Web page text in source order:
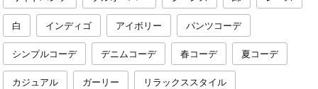
白 インディゴ アイボリー パンツコーデ
シンプルコーデ デニムコーデ 春コーデ 夏コーデ
カジュアル ガーリー リラックススタイル